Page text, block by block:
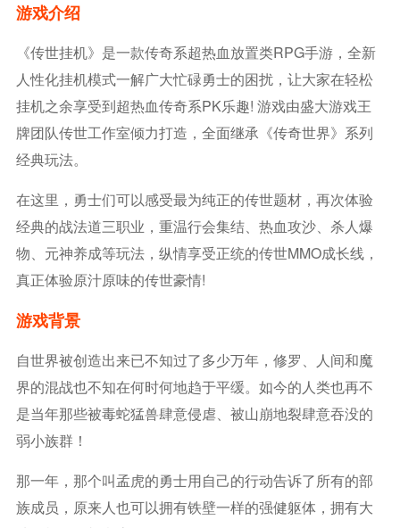
游戏介绍
《传世挂机》是一款传奇系超热血放置类RPG手游，全新
人性化挂机模式一解广大忙碌勇士的困扰，让大家在轻松
挂机之余享受到超热血传奇系PK乐趣! 游戏由盛大游戏王
牌团队传世工作室倾力打造，全面继承《传奇世界》系列
经典玩法。
在这里，勇士们可以感受最为纯正的传世题材，再次体验
经典的战法道三职业，重温行会集结、热血攻沙、杀人爆
物、元神养成等玩法，纵情享受正统的传世MMO成长线，
真正体验原汁原味的传世豪情!
游戏背景
自世界被创造出来已不知过了多少万年，修罗、人间和魔
界的混战也不知在何时何地趋于平缓。如今的人类也再不
是当年那些被毒蛇猛兽肆意侵虐、被山崩地裂肆意吞没的
弱小族群！
那一年，那个叫孟虎的勇士用自己的行动告诉了所有的部
族成员，原来人也可以拥有铁壁一样的强健躯体，拥有大